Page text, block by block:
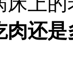
肉还